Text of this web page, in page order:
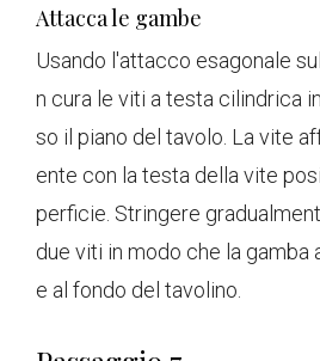
Attacca le gambe
Usando l'attacco esagonale
n cura le viti a testa cilindrica
so il piano del tavolo. La vite
ente con la testa della vite
perficie. Stringere
due viti in modo che la gamba
e al fondo del tavolino.